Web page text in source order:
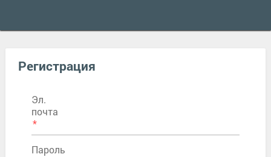
Регистрация
Эл.
почта
Пароль